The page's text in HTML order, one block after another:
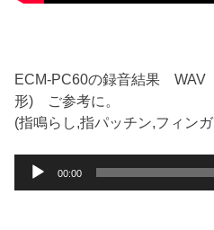
ECM-PC60の録音結果 WAV
形) ご参考に。
(指鳴らし,指パッチン,フィン
00:00